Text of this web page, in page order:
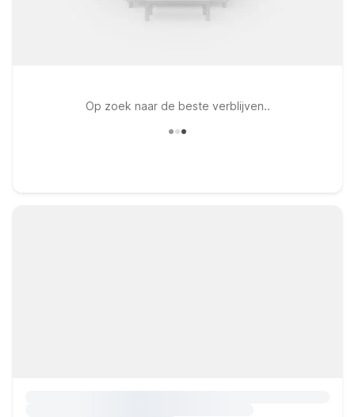
Op zoek naar de beste verblijven..